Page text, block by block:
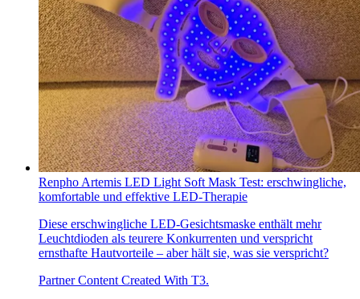
Renpho Artemis LED Light Soft Mask Test: erschwingliche,
komfortable und effektive LED-Therapie
Diese erschwingliche LED-Gesichtsmaske enthält mehr
Leuchtdioden als teurere Konkurrenten und verspricht
ernsthafte Hautvorteile – aber hält sie, was sie verspricht?
Partner Content Created With T3.